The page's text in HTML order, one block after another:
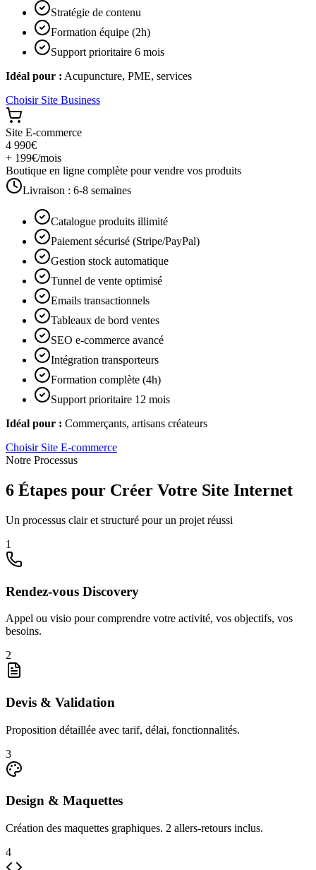
Stratégie de contenu
Formation équipe (2h)
Support prioritaire 6 mois
Idéal pour : Acupuncture, PME, services
Choisir Site Business
Site E-commerce
4 990€
+ 199€/mois
Boutique en ligne complète pour vendre vos produits
Livraison : 6-8 semaines
Catalogue produits illimité
Paiement sécurisé (Stripe/PayPal)
Gestion stock automatique
Tunnel de vente optimisé
Emails transactionnels
Tableaux de bord ventes
SEO e-commerce avancé
Intégration transporteurs
Formation complète (4h)
Support prioritaire 12 mois
Idéal pour : Commerçants, artisans créateurs
Choisir Site E-commerce
Notre Processus
6 Étapes pour Créer Votre Site Internet
Un processus clair et structuré pour un projet réussi
1
Rendez-vous Discovery
Appel ou visio pour comprendre votre activité, vos objectifs, vos
besoins.
2
Devis & Validation
Proposition détaillée avec tarif, délai, fonctionnalités.
3
Design & Maquettes
Création des maquettes graphiques. 2 allers-retours inclus.
4